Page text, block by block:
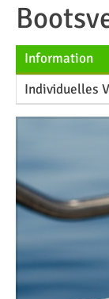
Information
Individuelles